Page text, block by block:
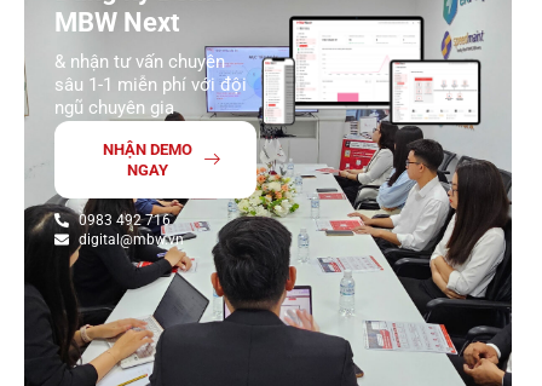
MBW Next
& nhận tư vấn chuyên
sâu 1-1 miễn phí với đội
ngũ chuyên gia
NHẬN DEMO
NGAY
0983 492 716
digital@mbw.vn